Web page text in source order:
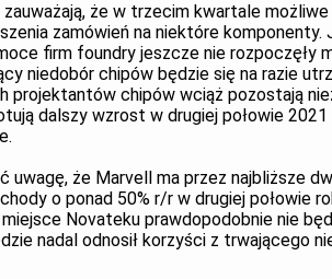
że w trzecim kwartale
zamówień na niektóre
firm foundry jeszcze nie rozpoczęły
niedobór chipów będzie się na razie
projektantów chipów wciąż pozostają
dalszy wzrost w drugiej połowie
uwagę, że Marvell ma przez najbliższe
o ponad 50% r/r w drugiej połowie
Novateku prawdopodobnie nie
nadal odnosił korzyści z trwającego